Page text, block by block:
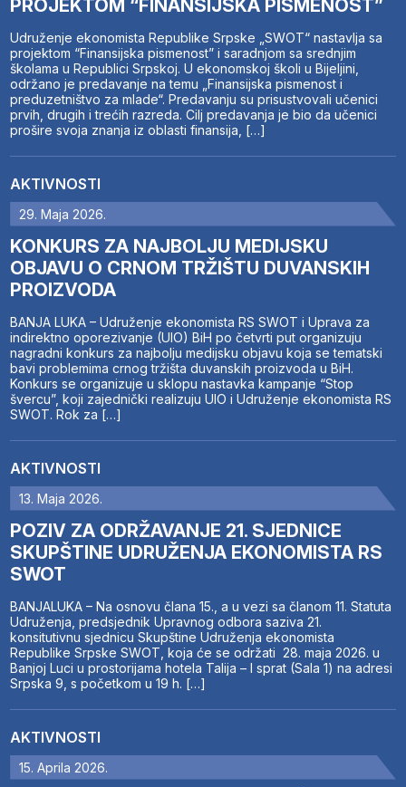
PROJEKTOM “FINANSIJSKA PISMENOST”
Udruženje ekonomista Republike Srpske „SWOT“ nastavlja sa
projektom “Finansijska pismenost” i saradnjom sa srednjim
školama u Republici Srpskoj. U ekonomskoj školi u Bijeljini,
održano je predavanje na temu „Finansijska pismenost i
preduzetništvo za mlade“. Predavanju su prisustvovali učenici
prvih, drugih i trećih razreda. Cilj predavanja je bio da učenici
prošire svoja znanja iz oblasti finansija, […]
AKTIVNOSTI
29. Maja 2026.
KONKURS ZA NAJBOLJU MEDIJSKU
OBJAVU O CRNOM TRŽIŠTU DUVANSKIH
PROIZVODA
BANJA LUKA – Udruženje ekonomista RS SWOT i Uprava za
indirektno oporezivanje (UIO) BiH po četvrti put organizuju
nagradni konkurs za najbolju medijsku objavu koja se tematski
bavi problemima crnog tržišta duvanskih proizvoda u BiH.
Konkurs se organizuje u sklopu nastavka kampanje “Stop
švercu”, koji zajednički realizuju UIO i Udruženje ekonomista RS
SWOT. Rok za […]
AKTIVNOSTI
13. Maja 2026.
POZIV ZA ODRŽAVANJE 21. SJEDNICE
SKUPŠTINE UDRUŽENJA EKONOMISTA RS
SWOT
BANJALUKA – Na osnovu člana 15., a u vezi sa članom 11. Statuta
Udruženja, predsjednik Upravnog odbora saziva 21.
konsitutivnu sjednicu Skupštine Udruženja ekonomista
Republike Srpske SWOT, koja će se održati 28. maja 2026. u
Banjoj Luci u prostorijama hotela Talija – I sprat (Sala 1) na adresi
Srpska 9, s početkom u 19 h. […]
AKTIVNOSTI
15. Aprila 2026.